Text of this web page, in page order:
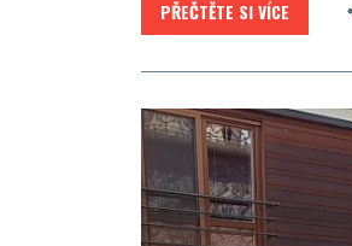
PŘEČTĚTE SI VÍCE